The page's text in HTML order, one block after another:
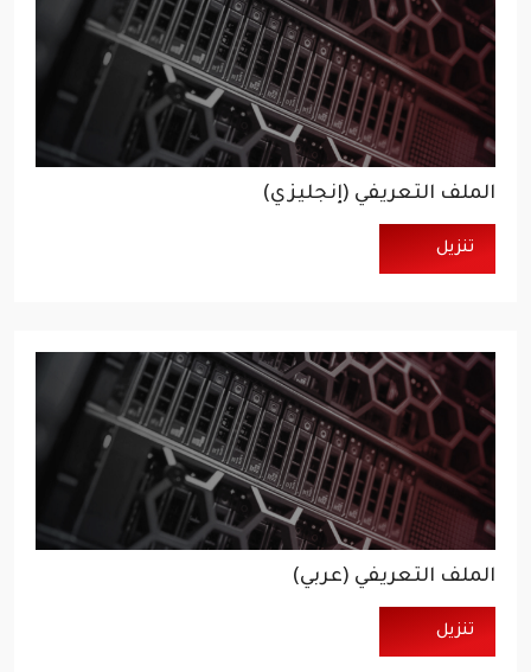
الملف التعريفي (إنجليزي)
تنزيل
الملف التعريفي (عربي)
تنزيل